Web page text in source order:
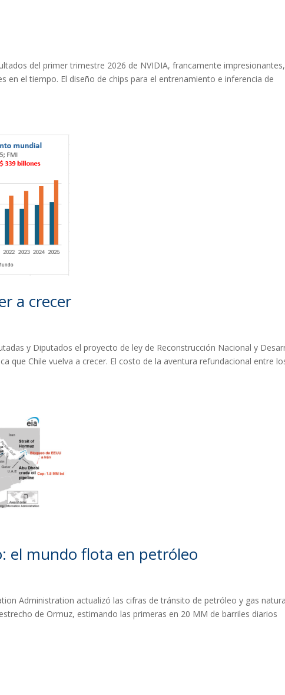
del primer trimestre 2026 de NVIDIA, francamente impresionantes,
en el tiempo. El diseño de chips para el entrenamiento e inferencia de
a crecer
y Diputados el proyecto de ley de Reconstrucción Nacional y
que Chile vuelva a crecer. El costo de la aventura refundacional entre
el mundo flota en petróleo
Administration actualizó las cifras de tránsito de petróleo y gas
de Ormuz, estimando las primeras en 20 MM de barriles diarios